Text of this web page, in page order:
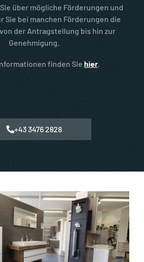
über mögliche Förderungen und
Sie bei manchen Förderungen die
der Antragstellung bis hin zur
Genehmigung.
finden Sie hier.
+43 3476 2828